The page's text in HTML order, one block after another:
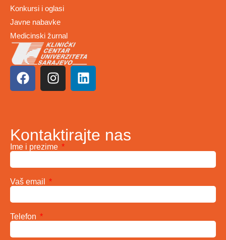
Konkursi i oglasi
Javne nabavke
Medicinski žurnal
Kontaktirajte nas
Ime i prezime
Vaš email
Telefon